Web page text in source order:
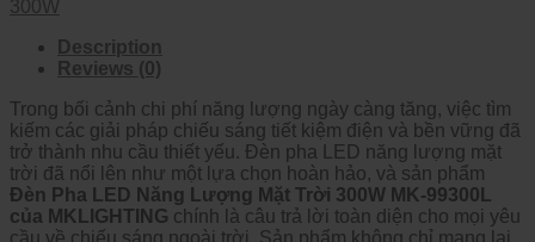
300W
Description
Reviews (0)
Trong bối cảnh chi phí năng lượng ngày càng tăng, việc tìm
kiếm các giải pháp chiếu sáng tiết kiệm điện và bền vững đã
trở thành nhu cầu thiết yếu. Đèn pha LED năng lượng mặt
trời đã nổi lên như một lựa chọn hoàn hảo, và sản phẩm
Đèn Pha LED Năng Lượng Mặt Trời 300W MK-99300L
của MKLIGHTING chính là câu trả lời toàn diện cho mọi yêu